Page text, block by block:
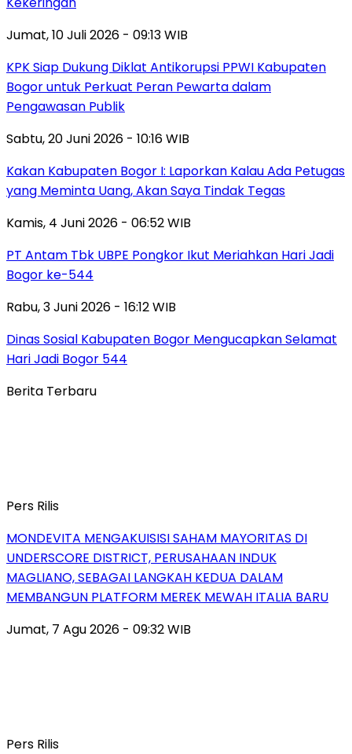
Jumat, 10 Juli 2026 - 09:13 WIB
KPK Siap Dukung Diklat Antikorupsi PPWI Kabupaten
Bogor untuk Perkuat Peran Pewarta dalam
Pengawasan Publik
Sabtu, 20 Juni 2026 - 10:16 WIB
Kakan Kabupaten Bogor I: Laporkan Kalau Ada Petugas
yang Meminta Uang, Akan Saya Tindak Tegas
Kamis, 4 Juni 2026 - 06:52 WIB
PT Antam Tbk UBPE Pongkor Ikut Meriahkan Hari Jadi
Bogor ke-544
Rabu, 3 Juni 2026 - 16:12 WIB
Dinas Sosial Kabupaten Bogor Mengucapkan Selamat
Hari Jadi Bogor 544
Berita Terbaru
Pers Rilis
MONDEVITA MENGAKUISISI SAHAM MAYORITAS DI
UNDERSCORE DISTRICT, PERUSAHAAN INDUK
MAGLIANO, SEBAGAI LANGKAH KEDUA DALAM
MEMBANGUN PLATFORM MEREK MEWAH ITALIA BARU
Jumat, 7 Agu 2026 - 09:32 WIB
Pers Rilis